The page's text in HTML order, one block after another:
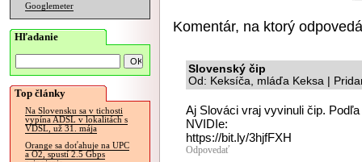
Googlemeter
Hľadanie
Top články
Na Slovensku sa v tichosti
vypína ADSL v lokalitách s
VDSL, už 31. mája
Orange sa doťahuje na UPC
a O2, spustí 2.5 Gbps
Komentár, na ktorý
Slovenský čip
Od: Keksíča, mláďa Keksa |
Aj Slováci vraj vyvinuli čip.
NVIDIe:
https://bit.ly/3hjfFXH
Odpovedať